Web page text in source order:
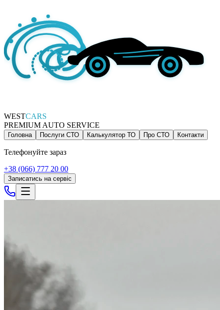
WESTCARS
PREMIUM AUTO SERVICE
Головна Послуги СТО Калькулятор ТО Про СТО Контакти
Телефонуйте зараз
+38 (066) 777 20 00
Записатись на сервіс